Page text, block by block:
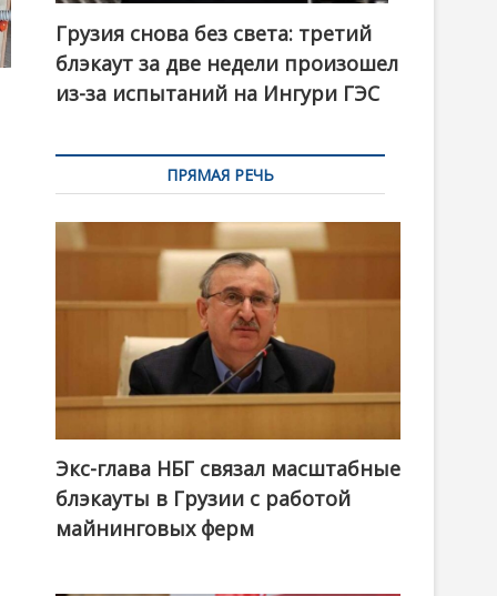
Грузия снова без света: третий
блэкаут за две недели произошел
из-за испытаний на Ингури ГЭС
ПРЯМАЯ РЕЧЬ
Экс-глава НБГ связал масштабные
блэкауты в Грузии с работой
майнинговых ферм